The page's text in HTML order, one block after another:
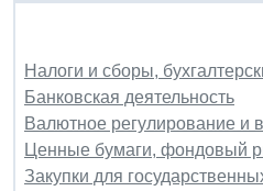
Налоги и сборы,
Банковская деятельность
Валютное регулирование и
Ценные бумаги, фондовый
Закупки для